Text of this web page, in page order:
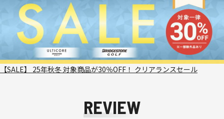
【SALE】 25年秋冬 対象商品が30％OFF！ クリアランスセール
REVIEW